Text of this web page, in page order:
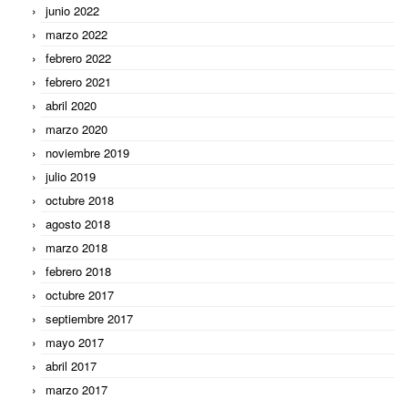
junio 2022
marzo 2022
febrero 2022
febrero 2021
abril 2020
marzo 2020
noviembre 2019
julio 2019
octubre 2018
agosto 2018
marzo 2018
febrero 2018
octubre 2017
septiembre 2017
mayo 2017
abril 2017
marzo 2017